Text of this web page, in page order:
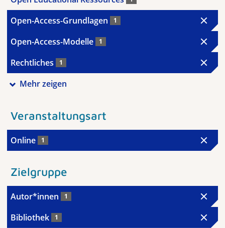
Open-Access-Grundlagen 1
Open-Access-Modelle 1
Rechtliches 1
Mehr zeigen
Veranstaltungsart
Online 1
Zielgruppe
Autor*innen 1
Bibliothek 1